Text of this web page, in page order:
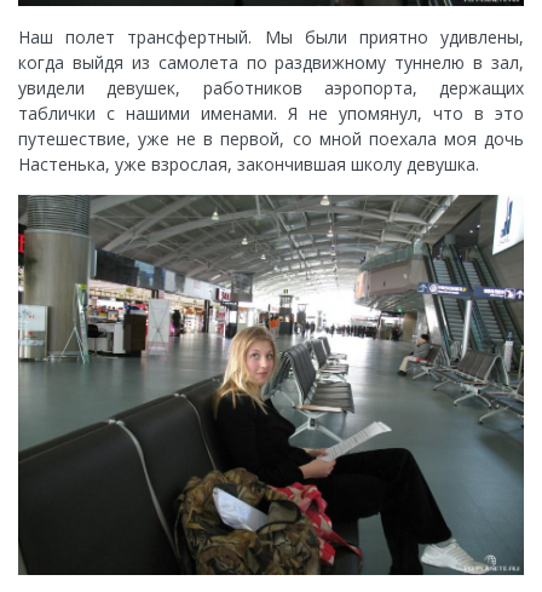
Наш полет трансфертный. Мы были приятно удивлены,
когда выйдя из самолета по раздвижному туннелю в зал,
увидели девушек, работников аэропорта, держащих
таблички с нашими именами. Я не упомянул, что в это
путешествие, уже не в первой, со мной поехала моя дочь
Настенька, уже взрослая, закончившая школу девушка.